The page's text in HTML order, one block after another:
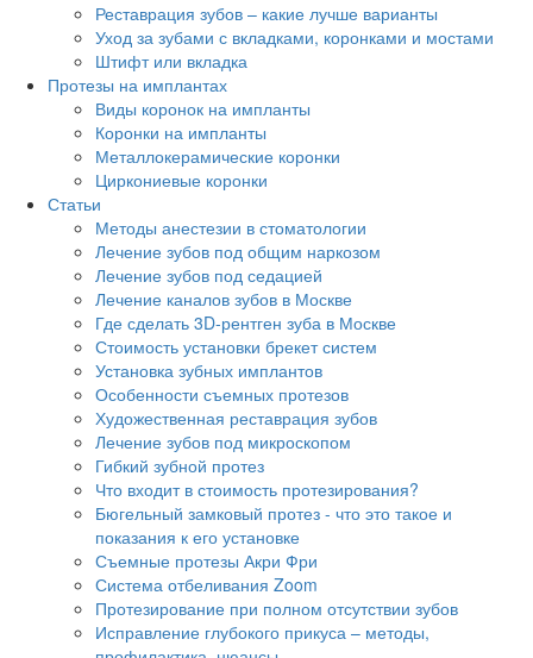
Реставрация зубов – какие лучше варианты
Уход за зубами с вкладками, коронками и мостами
Штифт или вкладка
Протезы на имплантах
Виды коронок на импланты
Коронки на импланты
Металлокерамические коронки
Циркониевые коронки
Статьи
Методы анестезии в стоматологии
Лечение зубов под общим наркозом
Лечение зубов под седацией
Лечение каналов зубов в Москве
Где сделать 3D-рентген зуба в Москве
Стоимость установки брекет систем
Установка зубных имплантов
Особенности съемных протезов
Художественная реставрация зубов
Лечение зубов под микроскопом
Гибкий зубной протез
Что входит в стоимость протезирования?
Бюгельный замковый протез - что это такое и
показания к его установке
Съемные протезы Акри Фри
Система отбеливания Zoom
Протезирование при полном отсутствии зубов
Исправление глубокого прикуса – методы,